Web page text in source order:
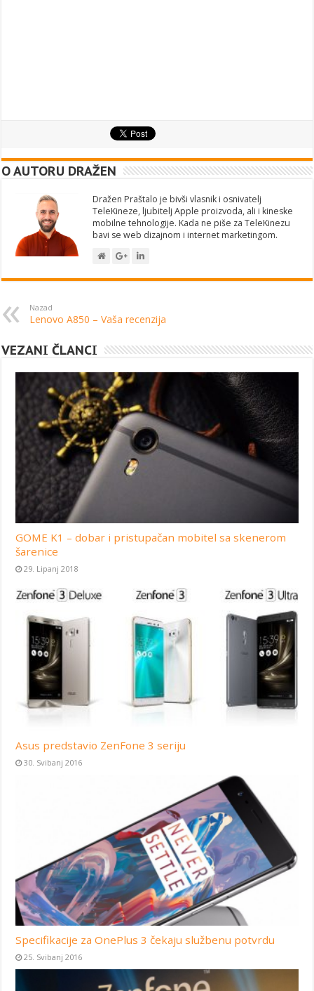
O AUTORU DRAŽEN
Dražen Praštalo je bivši vlasnik i osnivatelj
TeleKineze, ljubitelj Apple proizvoda, ali i kineske
mobilne tehnologije. Kada ne piše za TeleKinezu
bavi se web dizajnom i internet marketingom.
Nazad
Lenovo A850 – Vaša recenzija
VEZANI ČLANCI
GOME K1 – dobar i pristupačan mobitel sa skenerom
šarenice
29. Lipanj 2018
Asus predstavio ZenFone 3 seriju
30. Svibanj 2016
Specifikacije za OnePlus 3 čekaju službenu potvrdu
25. Svibanj 2016